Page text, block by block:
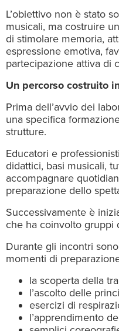
L’obiettivo non è stato
musicali, ma costruire
di stimolare memoria,
espressione emotiva,
partecipazione attiva di
Un percorso costruito
Prima dell’avvio dei
una specifica
strutture.
Educatori e
didattici, basi musicali,
accompagnare
preparazione dello
Successivamente è
che ha coinvolto gruppi
Durante gli incontri
momenti di
la scoperta della
l’ascolto delle
esercizi di
l’apprendimento